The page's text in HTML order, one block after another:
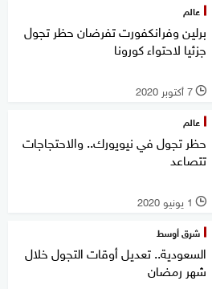
عالم
برلين وفرانكفورت تفرضان حظر تجول
جزئيا لاحتواء كورونا
l 7 أكتوبر 2020
عالم
حظر تجول في نيويورك.. والاحتجاجات
تتصاعد
l 1 يونيو 2020
شرق أوسط
السعودية.. تعديل أوقات التجول خلال
شهر رمضان